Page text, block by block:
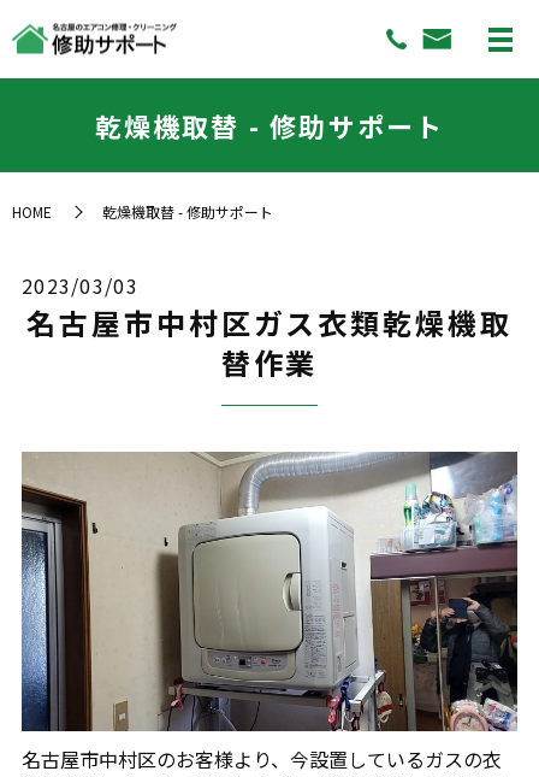
乾燥機取替 - 修助サポート
HOME 乾燥機取替 - 修助サポート
2023/03/03
名古屋市中村区ガス衣類乾燥機取
替作業
名古屋市中村区のお客様より、今設置しているガスの衣